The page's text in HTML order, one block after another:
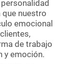
nuestro
emocional
de trabajo
y emoción.